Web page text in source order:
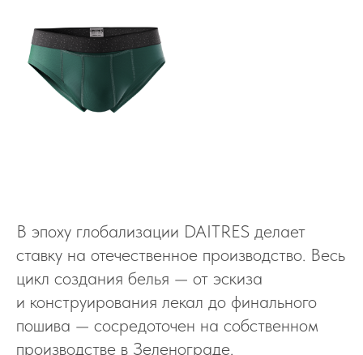
В эпоху глобализации DAITRES делает
ставку на отечественное производство. Весь
цикл создания белья — от эскиза
и конструирования лекал до финального
пошива — сосредоточен на собственном
производстве в Зеленограде.